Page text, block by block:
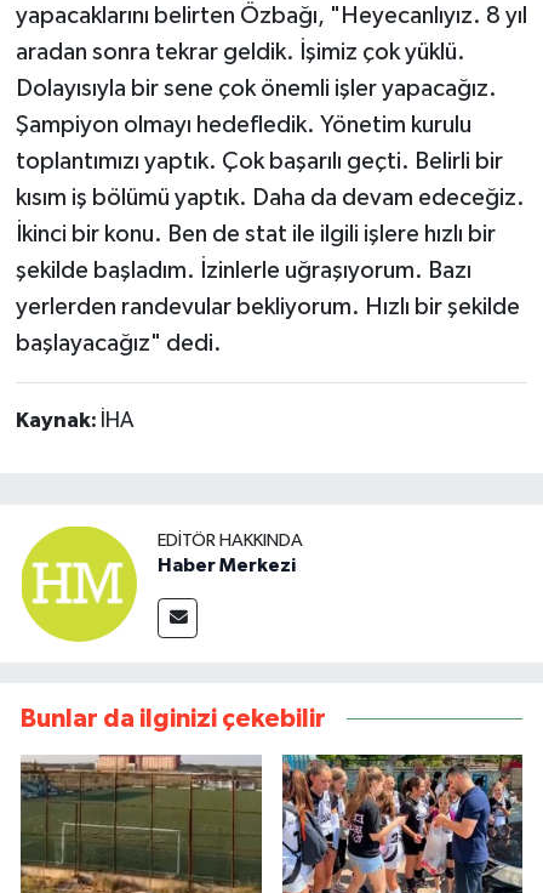
yapacaklarını belirten Özbağı, "Heyecanlıyız. 8 yıl
aradan sonra tekrar geldik. İşimiz çok yüklü.
Dolayısıyla bir sene çok önemli işler yapacağız.
Şampiyon olmayı hedefledik. Yönetim kurulu
toplantımızı yaptık. Çok başarılı geçti. Belirli bir
kısım iş bölümü yaptık. Daha da devam edeceğiz.
İkinci bir konu. Ben de stat ile ilgili işlere hızlı bir
şekilde başladım. İzinlerle uğraşıyorum. Bazı
yerlerden randevular bekliyorum. Hızlı bir şekilde
başlayacağız" dedi.
Kaynak: İHA
EDITÖR HAKKINDA
Haber Merkezi
Bunlar da ilginizi çekebilir